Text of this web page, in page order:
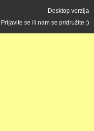
Desktop verzija
Prijavite se ili nam se pridružite :)